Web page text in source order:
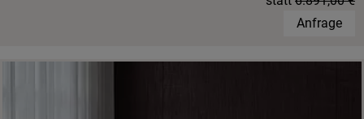
Anfrage